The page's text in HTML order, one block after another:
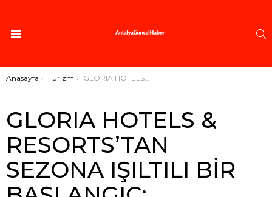
Buradasınız:
Anasayfa Turizm GLORIA HOTELS & RESORTS’TAN SEZONA IŞILTILI BİR BAŞLANGIÇ: PREMIUM PIER AÇILDI
GLORIA HOTELS &
RESORTS’TAN
SEZONA IŞILTILI BİR